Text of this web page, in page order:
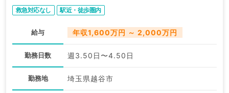
救急対応なし 駅近・徒歩圏内
給与 年収1,600万円 ～ 2,000万円
勤務日数 週3.50日〜4.50日
勤務地 埼玉県越谷市